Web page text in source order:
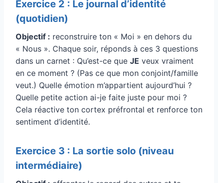
Exercice 2 : Le journal d’identité
(quotidien)
Objectif : reconstruire ton « Moi » en dehors du
« Nous ». Chaque soir, réponds à ces 3 questions
dans un carnet : Qu’est-ce que JE veux vraiment
en ce moment ? (Pas ce que mon conjoint/famille
veut.) Quelle émotion m’appartient aujourd’hui ?
Quelle petite action ai-je faite juste pour moi ?
Cela réactive ton cortex préfrontal et renforce ton
sentiment d’identité.
Exercice 3 : La sortie solo (niveau
intermédiaire)